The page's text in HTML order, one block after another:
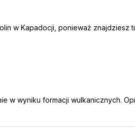
w Kapadocji, ponieważ znajdziesz
w wyniku formacji wulkanicznych.